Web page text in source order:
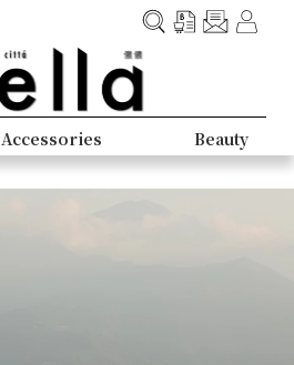
Accessories Beauty